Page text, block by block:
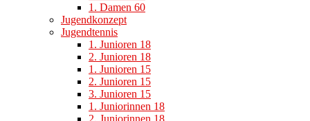
1. Damen 60
Jugendkonzept
Jugendtennis
1. Junioren 18
2. Junioren 18
1. Junioren 15
2. Junioren 15
3. Junioren 15
1. Juniorinnen 18